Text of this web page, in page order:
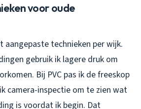
voor oude
aangepaste technieken per wijk.
gebruik ik lagere druk om
Bij PVC pas ik de freeskop
camera-inspectie om te zien wat
is voordat ik begin. Dat